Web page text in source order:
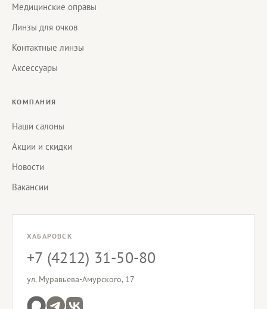
Медицинские оправы
Линзы для очков
Контактные линзы
Аксессуары
КОМПАНИЯ
Наши салоны
Акции и скидки
Новости
Вакансии
ХАБАРОВСК
+7 (4212) 31-50-80
ул. Муравьева-Амурского, 17